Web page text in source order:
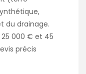
du drainage.
000 € et 45
précis